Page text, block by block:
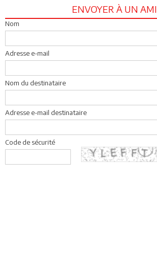
ENVOYER À UN AMI
Nom
Adresse e-mail
Nom du destinataire
Adresse e-mail destinataire
Code de sécurité